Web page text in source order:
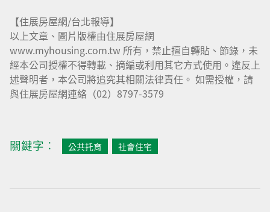
【住展房屋網/台北報導】
以上文章、圖片版權由住展房屋網
www.myhousing.com.tw 所有，禁止擅自轉貼、節錄，未
經本公司授權不得轉載、摘編或利用其它方式使用。違反上
述聲明者，本公司將追究其相關法律責任。 如需授權，請
與住展房屋網連絡（02）8797-3579
關鍵字︰ 公共托育 社會住宅